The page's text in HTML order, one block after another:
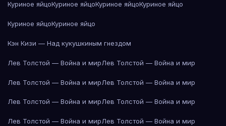
Куриное яйцоКуриное яйцоКуриное яйцоКуриное яйцо
Куриное яйцоКуриное яйцо
Кэн Кизи — Над кукушкиным гнездом
Лев Толстой — Война и мирЛев Толстой — Война и мир
Лев Толстой — Война и мирЛев Толстой — Война и мир
Лев Толстой — Война и мирЛев Толстой — Война и мир
Лев Толстой — Война и мирЛев Толстой — Война и мир